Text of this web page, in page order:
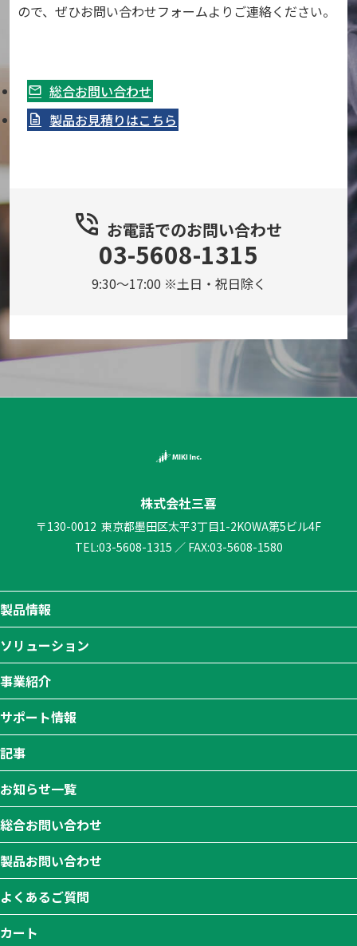
ので、ぜひお問い合わせフォームよりご連絡ください。
総合お問い合わせ
製品お見積りはこちら
お電話でのお問い合わせ
03-5608-1315
9:30～17:00 ※土日・祝日除く
株式会社三喜
〒130-0012 東京都墨田区太平3丁目1-2KOWA第5ビル4F
TEL:03-5608-1315 ／ FAX:03-5608-1580
製品情報
ソリューション
事業紹介
サポート情報
記事
お知らせ一覧
総合お問い合わせ
製品お問い合わせ
よくあるご質問
カート